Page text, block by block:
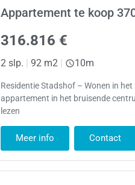
Appartement te koop
316.816 €
2 slp. 92 m2 10m
Residentie Stadshof – Wonen in
appartement in het bruisende
lezen
Meer info Contact